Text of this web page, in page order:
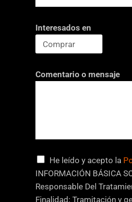
i
i
c
i
Interesados en
Comentario o mensaje
C
a
s
i
He leído y acepto la
INFORMACIÓN BÁSICA
Responsable Del
Finalidad: Tramitación y